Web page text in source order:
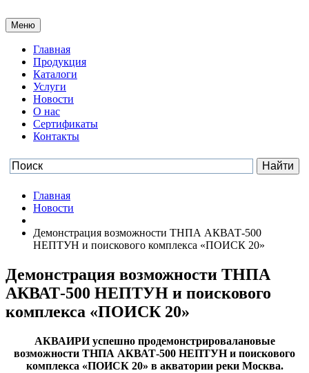
Меню
Главная
Продукция
Каталоги
Услуги
Новости
О нас
Сертификаты
Контакты
Главная
Новости
Демонстрация возможности ТНПА АКВАТ-500
НЕПТУН и поискового комплекса «ПОИСК 20»
Демонстрация возможности ТНПА
АКВАТ-500 НЕПТУН и поискового
комплекса «ПОИСК 20»
АКВАИРИ успешно продемонстрировалановые
возможности ТНПА АКВАТ-500 НЕПТУН и поискового
комплекса «ПОИСК 20» в акватории реки Москва.